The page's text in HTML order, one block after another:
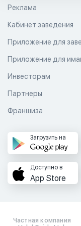
Реклама
Кабинет заведения
Приложение для
Приложение для
Инвесторам
Партнеры
Франшиза
Загрузить на
Доступно в
App Store
Частная компания